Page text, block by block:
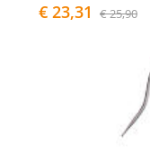
€ 23,31 € 25,90